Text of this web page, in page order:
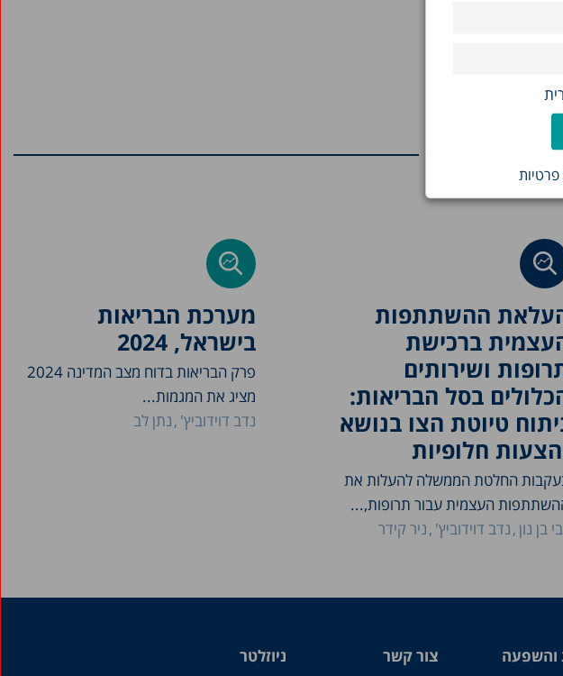
פרטיותבנושא
ההשתתפות
ברכישת
ושירותים
בסל הבריאות:
טיוטת הצו בנושא
חלופיות
החלטת הממשלה להעלות את
העצמית עבור תרופות,...
בן נון נדב דוידוביץ' ניר קידר
מערכת הבריאות
בישראל, 2024
פרק הבריאות בדוח מצב המדינה 2024
מציג את המגמות...
נדב דוידוביץ' נתן לב
והשפעה צור קשר
ניוזלטר